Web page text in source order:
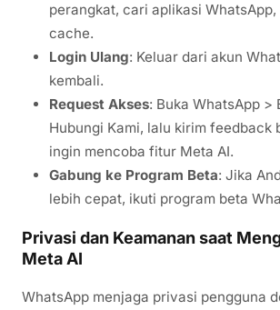
perangkat, cari aplikasi
cache.
Login Ulang: Keluar dari akun
kembali.
Request Akses: Buka WhatsApp >
Hubungi Kami, lalu kirim feedback
ingin mencoba fitur Meta AI.
Gabung ke Program Beta: Jika
lebih cepat, ikuti program beta
Privasi dan Keamanan saat
Meta AI
WhatsApp menjaga privasi pengguna